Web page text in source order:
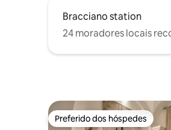
Bracciano station
24 moradores locais
Preferido dos hóspedes
Preferido dos hóspedes